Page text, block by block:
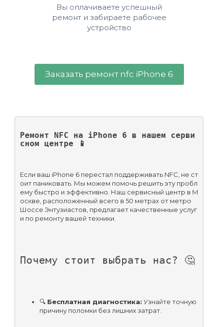
Вы оплачиваете успешный
ремонт и забираете рабочее
устройство
Заказать ремонт nfc iPhone 6
Ремонт NFC на iPhone 6 в нашем серви
сном центре 📱
Если ваш iPhone 6 перестал поддерживать NFC, не ст
оит паниковать. Мы можем помочь решить эту пробл
ему быстро и эффективно. Наш сервисный центр в М
оскве, расположенный всего в 50 метрах от метро
Шоссе Энтузиастов, предлагает качественные услуг
и по ремонту вашей техники.
Почему стоит выбрать нас? 🤔
🔍 Бесплатная диагностика: Узнайте точную
причину поломки без лишних затрат.